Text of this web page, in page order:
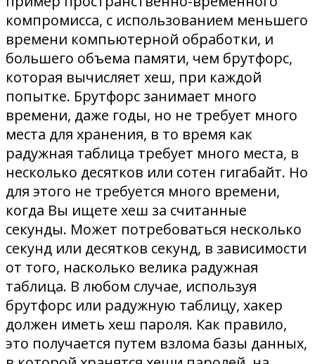
компромисса, с использованием меньшего
времени компьютерной обработки, и
большего объема памяти, чем брутфорс,
которая вычисляет хеш, при каждой
попытке. Брутфорс занимает много
времени, даже годы, но не требует много
места для хранения, в то время как
радужная таблица требует много места, в
несколько десятков или сотен гигабайт. Но
для этого не требуется много времени,
когда Вы ищете хеш за считанные
секунды. Может потребоваться несколько
секунд или десятков секунд, в зависимости
от того, насколько велика радужная
таблица. В любом случае, используя
брутфорс или радужную таблицу, хакер
должен иметь хеш пароля. Как правило,
это получается путем взлома базы данных,